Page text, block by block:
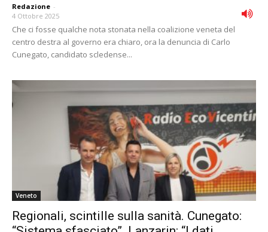
Redazione -
4 Ottobre 2025
Che ci fosse qualche nota stonata nella coalizione veneta del
centro destra al governo era chiaro, ora la denuncia di Carlo
Cunegato, candidato scledense...
Veneto
Regionali, scintille sulla sanità. Cunegato: